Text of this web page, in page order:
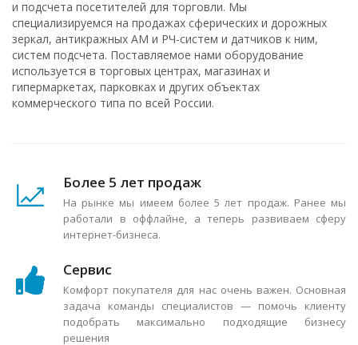
и подсчета посетителей для торговли. Мы
специализируемся на продажах сферических и дорожных
зеркал, антикражных АМ и РЧ-систем и датчиков к ним,
систем подсчета. Поставляемое нами оборудование
используется в торговых центрах, магазинах и
гипермаркетах, парковках и других объектах
коммерческого типа по всей России.
Более 5 лет продаж
На рынке мы имеем более 5 лет продаж. Ранее мы
работали в оффлайне, а теперь развиваем сферу
интернет-бизнеса.
Сервис
Комфорт покупателя для нас очень важен. Основная
задача команды специалистов — помочь клиенту
подобрать максимально подходящие бизнесу
решения